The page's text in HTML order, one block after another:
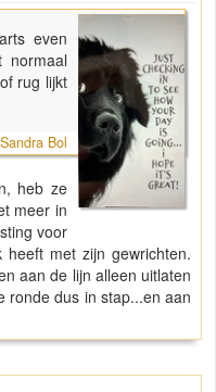
even
normaal
rug lijkt
Sandra Bol
heb ze
meer in
voor
met zijn gewrichten.
aan de lijn alleen uitlaten
ronde dus in stap...en aan